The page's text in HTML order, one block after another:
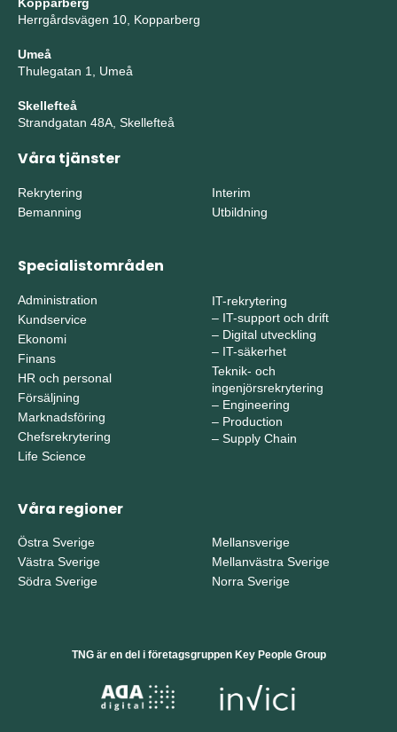
Herrgårdsvägen 10, Kopparberg
Umeå
Thulegatan 1, Umeå
Skellefteå
Strandgatan 48A, Skellefteå
Våra tjänster
Rekrytering
Bemanning
Interim
Utbildning
Specialistområden
Administration
Kundservice
Ekonomi
Finans
HR och personal
Försäljning
Marknadsföring
Chefsrekrytering
Life Science
IT-rekrytering
– IT-support och drift
– Digital utveckling
– IT-säkerhet
Teknik- och
ingenjörsrekrytering
– Engineering
– Production
– Supply Chain
Våra regioner
Östra Sverige
Västra Sverige
Södra Sverige
Mellansverige
Mellanvästra Sverige
Norra Sverige
TNG är en del i företagsgruppen Key People Group